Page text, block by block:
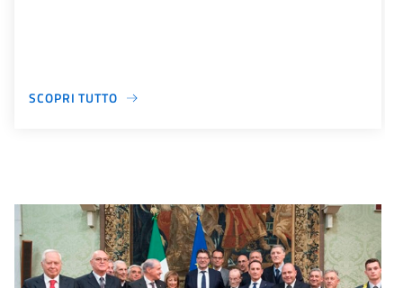
SCOPRI TUTTO